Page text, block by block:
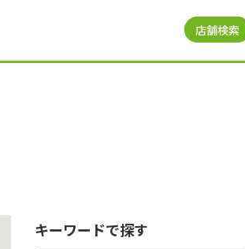
店舗検索
キーワードで探す